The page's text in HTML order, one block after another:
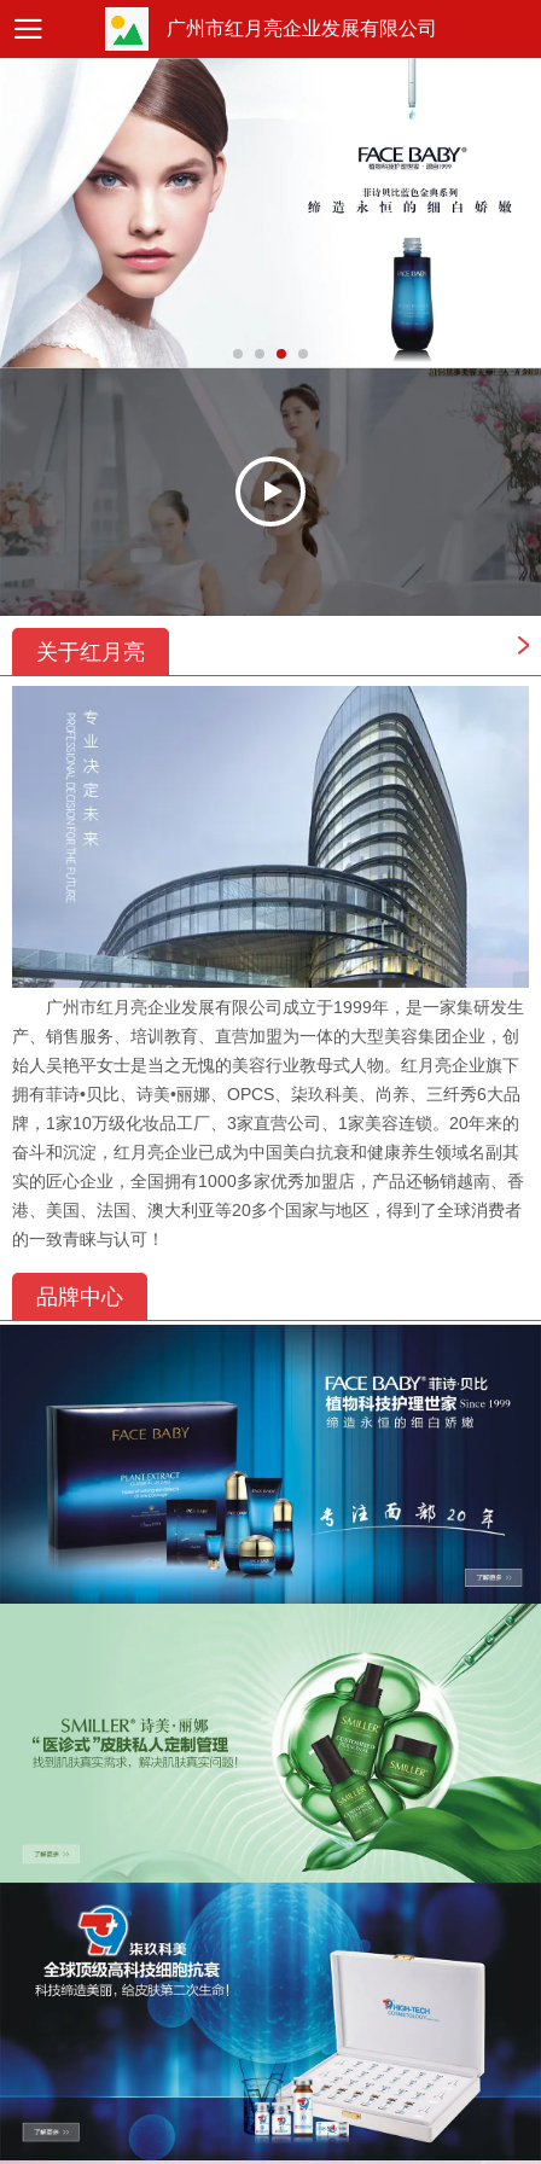
广州市红月亮企业发展有限公司
关于红月亮
广州市红月亮企业发展有限公司成立于1999年，是一家集研发生
产、销售服务、培训教育、直营加盟为一体的大型美容集团企业，创
始人吴艳平女士是当之无愧的美容行业教母式人物。红月亮企业旗下
拥有菲诗•贝比、诗美•丽娜、OPCS、柒玖科美、尚养、三纤秀6大品
牌，1家10万级化妆品工厂、3家直营公司、1家美容连锁。20年来的
奋斗和沉淀，红月亮企业已成为中国美白抗衰和健康养生领域名副其
实的匠心企业，全国拥有1000多家优秀加盟店，产品还畅销越南、香
港、美国、法国、澳大利亚等20多个国家与地区，得到了全球消费者
的一致青睐与认可！
品牌中心